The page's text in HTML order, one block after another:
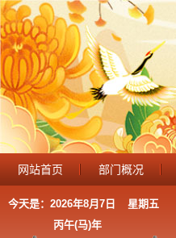
网站首页 部门概况
今天是： 2026年8月7日
星期五
丙午(马)年